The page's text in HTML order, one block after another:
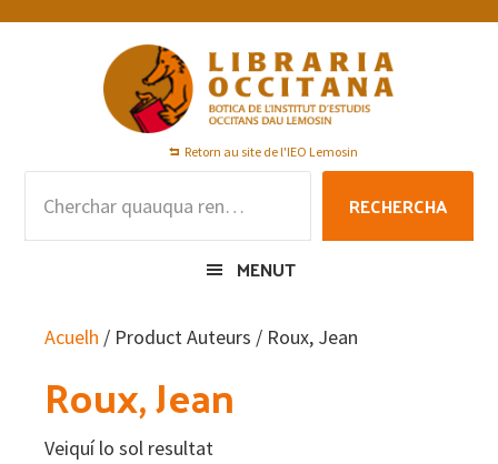
Skip
Skip
Skip
Retorn au site de l'IEO Lemosin
RECHERCHA
MENUT
Acuelh / Product Auteurs / Roux, Jean
Roux, Jean
Veiquí lo sol resultat